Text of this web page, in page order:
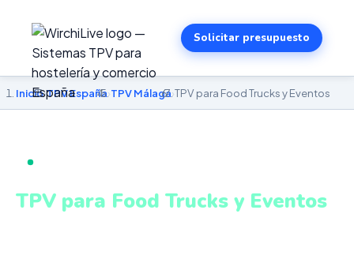
Solicitar presupuesto
Inicio›TPV España›TPV Málaga›TPV para Food Trucks y Eventos
TPV PARA FOOD TRUCKS Y EVENTOS EN MÁLAGA
TPV para Food Trucks y Eventos